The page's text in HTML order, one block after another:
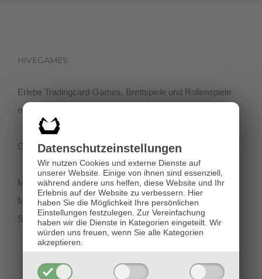
Datenschutz­einstellungen
Wir nutzen Cookies und externe Dienste auf
unserer Website. Einige von ihnen sind essenziell,
während andere uns helfen, diese Website und Ihr
Erlebnis auf der Website zu verbessern. Hier
haben Sie die Möglichkeit Ihre persönlichen
Einstellungen festzulegen. Zur Vereinfachung
haben wir die Dienste in Kategorien eingeteilt. Wir
würden uns freuen, wenn Sie alle Kategorien
akzeptieren.
HIVEGAMES
Erlebe Tradingcard-Games, Brettspiele und Rollenspiele
mit einer netten Community in der Klagenfurter Innenstadt!
Getreidegasse 3, 9020 Klagenfurt
Montag-Dienstag 11:00 - 18:00
Mittwoch-Freitag 11:00-19:00
Samstag 12:00 - 18:00